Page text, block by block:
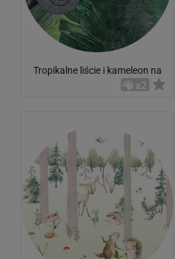
Tropikalne liście i kameleon na
betonowej ścianie x2